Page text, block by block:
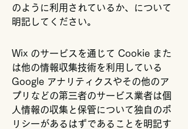
のように利用されているか、について
明記してください。
Wix のサービスを通じて Cookie また
は他の情報収集技術を利用している
Google アナリティクスやその他のア
プリなどの第三者のサービス業者は個
人情報の収集と保管について独自のポ
リシーがあるはずであることを明記す